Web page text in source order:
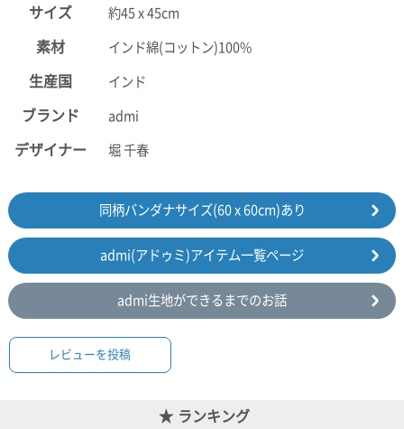
サイズ 約45 x 45cm
素材 インド綿(コットン)100%
生産国 インド
ブランド admi
デザイナー 堀 千春
同柄バンダナサイズ(60 x 60cm)あり
admi(アドゥミ)アイテム一覧ページ
admi生地ができるまでのお話
レビューを投稿
ランキング